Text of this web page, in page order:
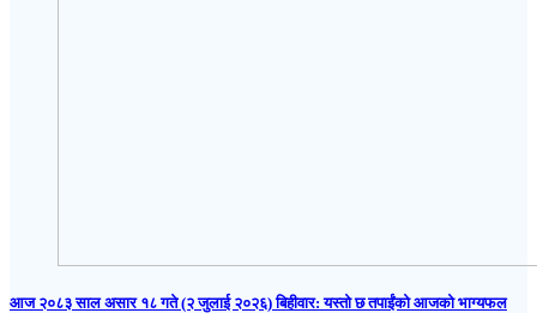
आज २०८३ साल असार १८ गते (२ जुलाई २०२६) बिहीवार: यस्तो छ तपाईंको आजको भाग्यफल